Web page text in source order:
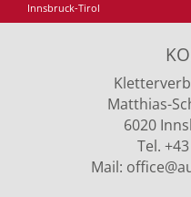
Innsbruck-Tirol
Matthias-
6020
Tel.
Mail: office